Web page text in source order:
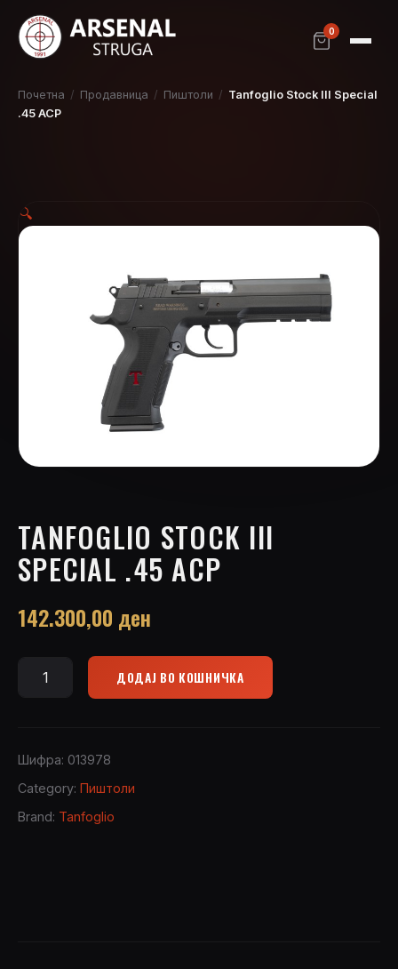
0
Почетна / Продавница / Пиштоли / Tanfoglio Stock III Special
.45 ACP
🔍
TANFOGLIO STOCK III
SPECIAL .45 ACP
142.300,00 ден
Tanfoglio
Special
.45
ACP
ДОДАЈ ВО КОШНИЧКА
Шифра: 013978
Category: Пиштоли
Brand: Tanfoglio